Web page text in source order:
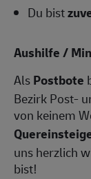
Du bist
Aushilfe /
AlsPostbote
Bezirk Post-
von keinem
uns herzlich
bist!